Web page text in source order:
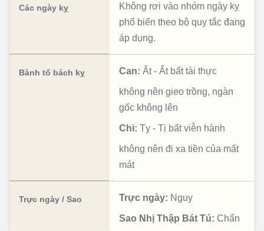
Các ngày kỵ
Không rơi vào nhóm ngày kỵ
phổ biến theo bộ quy tắc đang
áp dụng.
Bành tổ bách kỵ Can: Ất- Ất bất tài thực
không nên gieo trồng, ngàn
gốc không lên
Chi: Tỵ - Tị bất viễn hành
không nên đi xa tiền của mất
mát
Trực ngày / Sao Trực ngày: Nguy
Sao Nhị Thập Bát Tú: Chẩn